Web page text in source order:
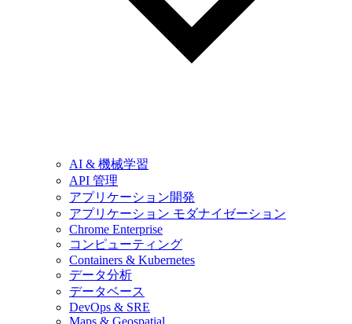
AI & 機械学習
API 管理
アプリケーション開発
アプリケーション モダナイゼーション
Chrome Enterprise
コンピューティング
Containers & Kubernetes
データ分析
データベース
DevOps & SRE